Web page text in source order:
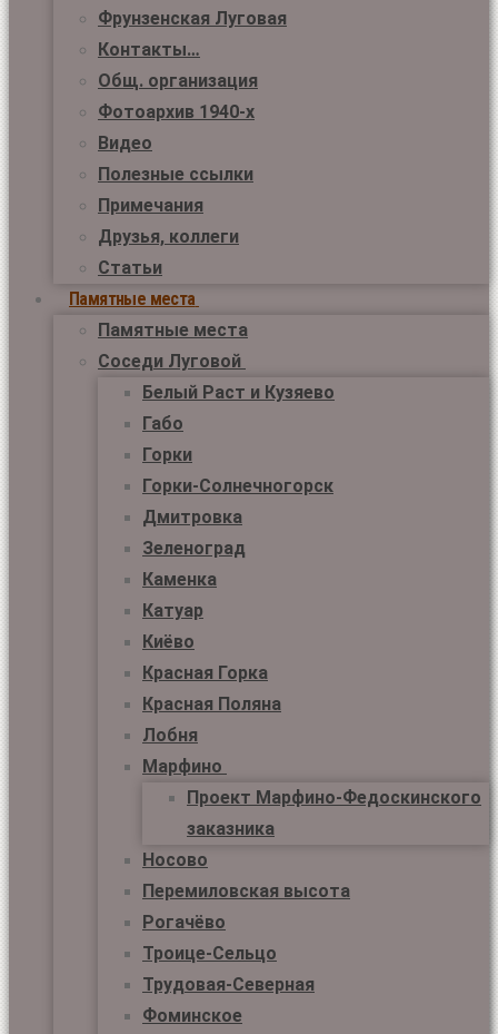
Фрунзенская Луговая
Контакты…
Общ. организация
Фотоархив 1940-х
Видео
Полезные ссылки
Примечания
Друзья, коллеги
Статьи
Памятные места
Памятные места
Соседи Луговой
Белый Раст и Кузяево
Габо
Горки
Горки-Солнечногорск
Дмитровка
Зеленоград
Каменка
Катуар
Киёво
Красная Горка
Красная Поляна
Лобня
Марфино
Проект Марфино-Федоскинского
заказника
Носово
Перемиловская высота
Рогачёво
Троице-Сельцо
Трудовая-Северная
Фоминское